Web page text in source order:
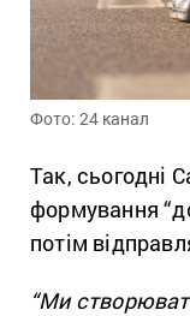
Фото: 24 канал
Так, сьогодні
формування
потім
“Ми